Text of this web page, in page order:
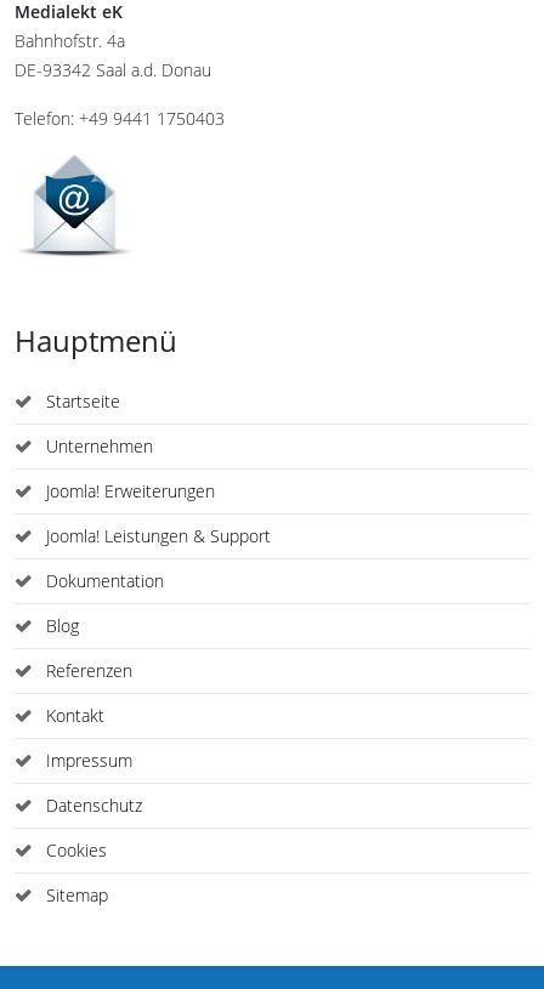
Medialekt eK
Bahnhofstr. 4a
DE-93342 Saal a.d. Donau
Telefon: +49 9441 1750403
Hauptmenü
Startseite
Unternehmen
Joomla! Erweiterungen
Joomla! Leistungen & Support
Dokumentation
Blog
Referenzen
Kontakt
Impressum
Datenschutz
Cookies
Sitemap